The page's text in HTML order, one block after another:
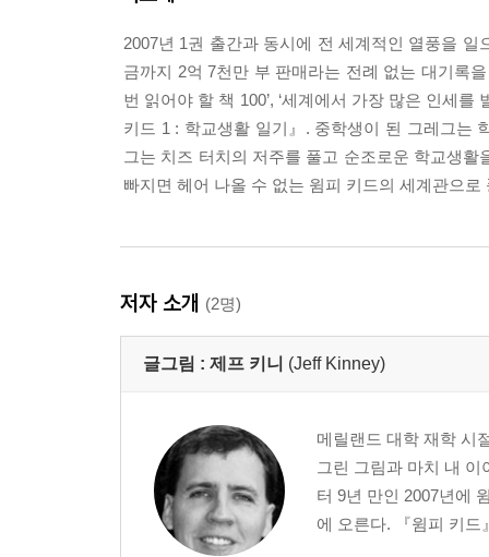
2007년 1권 출간과 동시에 전 세계적인 열풍을
금까지 2억 7천만 부 판매라는 전례 없는 대기록
번 읽어야 할 책 100’, ‘세계에서 가장 많은 인세
키드 1 : 학교생활 일기』. 중학생이 된 그레그는
그는 치즈 터치의 저주를 풀고 순조로운 학교생
빠지면 헤어 나올 수 없는 윔피 키드의 세계관으로
저자 소개 (2명)
글그림 : 제프 키니 (Jeff Kinney)
메릴랜드 대학 재학 시
그린 그림과 마치 내 이
터 9년 만인 2007년에
에 오른다. 『윔피 키